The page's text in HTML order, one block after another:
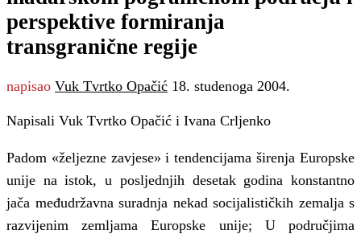
perspektive formiranja
transgranične regije
napisao Vuk Tvrtko Opačić 18. studenoga 2004.
Napisali Vuk Tvrtko Opačić i Ivana Crljenko
Padom «željezne zavjese» i tendencijama širenja Europske
unije na istok, u posljednjih desetak godina konstantno
jača međudržavna suradnja nekad socijalističkih zemalja s
razvijenim zemljama Europske unije; U područjima